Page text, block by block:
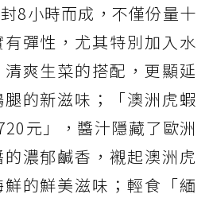
8小時而成，不僅份量十
彈性，尤其特別加入水
爽生菜的搭配，更顯延
的新滋味；「澳洲虎蝦
元」，醬汁隱藏了歐洲
濃郁鹹香，襯起澳洲虎
的鮮美滋味；輕食「緬